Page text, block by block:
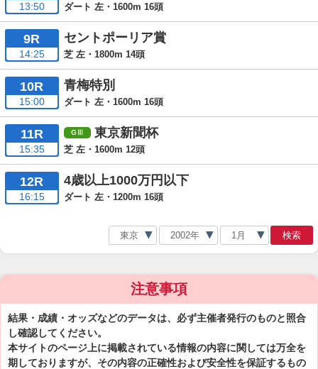
13:50 ダート 左・1600m 16頭
9R
14:25
セントポーリア賞
芝 左・1800m 14頭
10R
15:00
青梅特別
ダート 左・1600m 16頭
11R
15:35
東京新聞杯
芝 左・1600m 12頭
12R
16:15
4歳以上1000万円以下
ダート 左・1200m 16頭
検索
注意事項
結果・成績・オッズなどのデータは、必ず主催者発行のものと照合
し確認してください。
本サイトのページ上に掲載されている情報の内容に関しては万全を
期しておりますが、その内容の正確性および安全性を保証するもの